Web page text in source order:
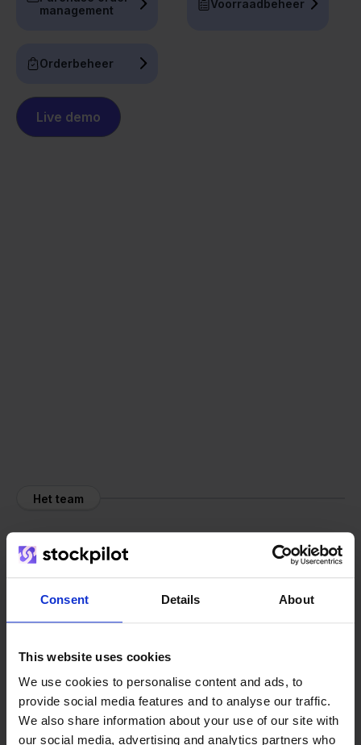
Consent Details About
This website uses cookies
We use cookies to personalise content and ads, to
provide social media features and to analyse our traffic.
We also share information about your use of our site with
our social media, advertising and analytics partners who
management
Voorraadbeheer
Orderbeheer
Live demo
Het team